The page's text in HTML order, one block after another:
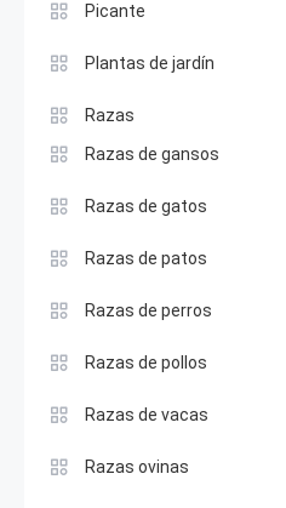
Picante
Plantas de jardín
Razas
Razas de gansos
Razas de gatos
Razas de patos
Razas de perros
Razas de pollos
Razas de vacas
Razas ovinas